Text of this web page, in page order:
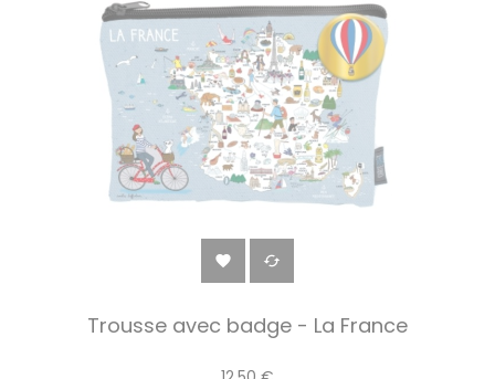
 
Trousse avec badge - La France